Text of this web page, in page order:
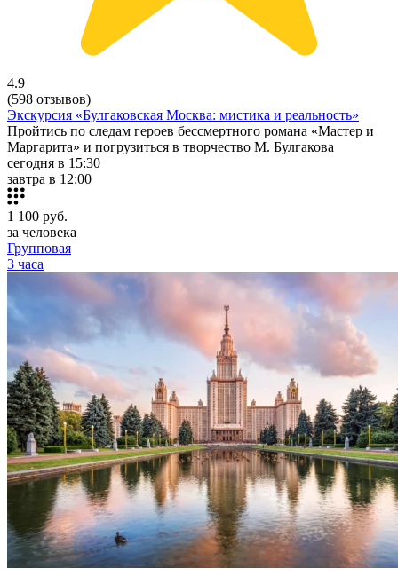
4.9
(598 отзывов)
Экскурсия «Булгаковская Москва: мистика и реальность»
Пройтись по следам героев бессмертного романа «Мастер и
Маргарита» и погрузиться в творчество М. Булгакова
сегодня в 15:30
завтра в 12:00
1 100 руб.
за человека
Групповая
3 часа